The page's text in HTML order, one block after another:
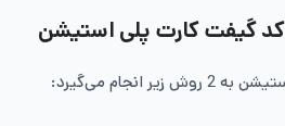
گیفت کارت پلی استیشن
انجام می‌گیرد: